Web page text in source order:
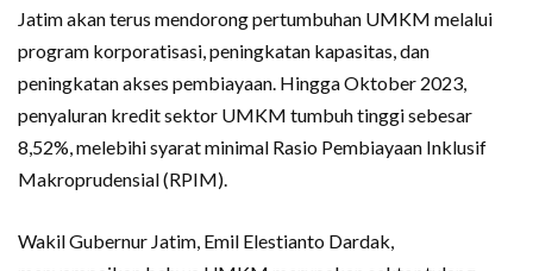
Jatim akan terus mendorong pertumbuhan UMKM melalui
program korporatisasi, peningkatan kapasitas, dan
peningkatan akses pembiayaan. Hingga Oktober 2023,
penyaluran kredit sektor UMKM tumbuh tinggi sebesar
8,52%, melebihi syarat minimal Rasio Pembiayaan Inklusif
Makroprudensial (RPIM).
Wakil Gubernur Jatim, Emil Elestianto Dardak,